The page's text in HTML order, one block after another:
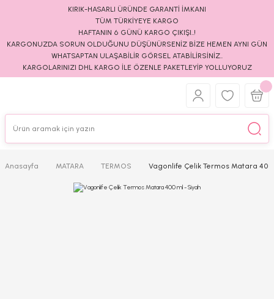
KIRIK-HASARLI ÜRÜNDE GARANTİ İMKANI
TÜM TÜRKİYEYE KARGO
HAFTANIN 6 GÜNÜ KARGO ÇIKIŞI..!
KARGONUZDA SORUN OLDUĞUNU DÜŞÜNÜRSENİZ BİZE HEMEN AYNI GÜN
WHATSAPTAN ULAŞABİLİR GÖRSEL ATABİLİRSİNİZ..
KARGOLARINIZI DHL KARGO İLE ÖZENLE PAKETLEYİP YOLLUYORUZ
Anasayfa MATARA TERMOS Vagonlife Çelik Termos Matara